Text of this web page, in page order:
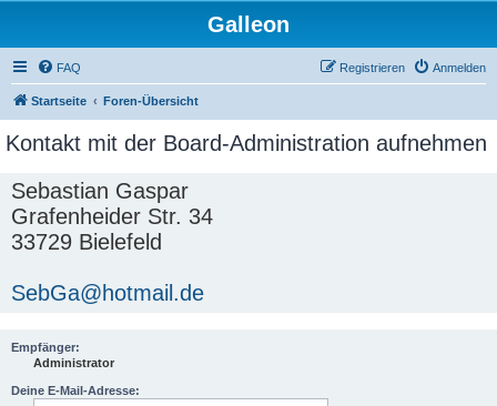
Galleon
FAQ Anmelden
Registrieren
Startseite Foren-Übersicht
Kontakt mit der Board-Administration aufnehmen
Sebastian Gaspar
Grafenheider Str. 34
33729 Bielefeld
SebGa@hotmail.de
Empfänger:
Administrator
Deine E-Mail-Adresse: